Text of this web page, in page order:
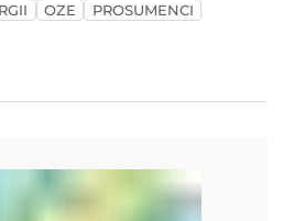
OZE
PROSUMENCI